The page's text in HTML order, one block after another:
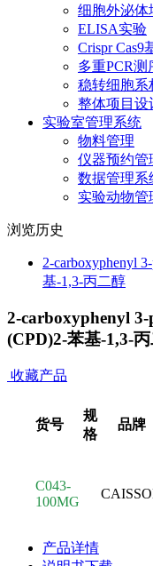
细胞外泌体
ELISA实验
Crispr Cas9
多重PCR测
稳转细胞系
整体项目设
实验室管理系统
物料管理
仪器预约管
数据管理系
实验动物管
浏览历史
2-carboxyphenyl
基-1,3-丙二醇
2-carboxyphenyl
(CPD)2-苯基-1,3-
收藏产品
货号
规
格
品牌
C043-
100MG
产品详情